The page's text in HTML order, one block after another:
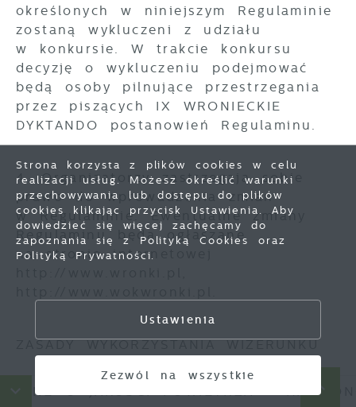
określonych w niniejszym Regulaminie
zostaną wykluczeni z udziału
w konkursie. W trakcie konkursu
decyzję o wykluczeniu podejmować
będą osoby pilnujące przestrzegania
przez piszących IX WRONIECKIE
DYKTANDO postanowień Regulaminu.
4. Organizatorzy zastrzegają sobie
prawo do wprowadzenia zmian
w Regulaminie. Ewentualne zmiany
Regulaminu będą ogłaszane
na stronie internetowej
ZASADY WYKORZYSTANIA WIZERUNKU
1. Jeśli zostanie wyrażona zgoda
O JAKOŚCI POWIETRZA
Strona korzysta z plików cookies w celu
realizacji usług. Możesz określić warunki
przechowywania lub dostępu do plików
cookies klikając przycisk Ustawienia. Aby
dowiedzieć się więcej zachęcamy do
zapoznania się z Polityką Cookies oraz
Polityką Prywatności.
Ustawienia
Zezwól na wszystkie
Zapisz wybrane
Zezwól na wszystkie